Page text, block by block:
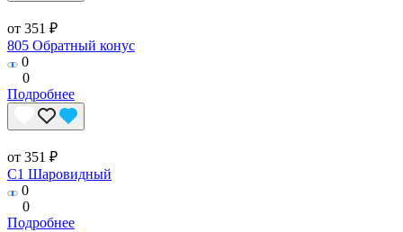
от 351 ₽
805 Обратный конус
0
0
Подробнее
от 351 ₽
C1 Шаровидный
0
0
Подробнее